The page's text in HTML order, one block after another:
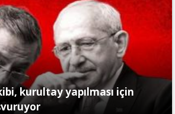
kurultay yapılması için